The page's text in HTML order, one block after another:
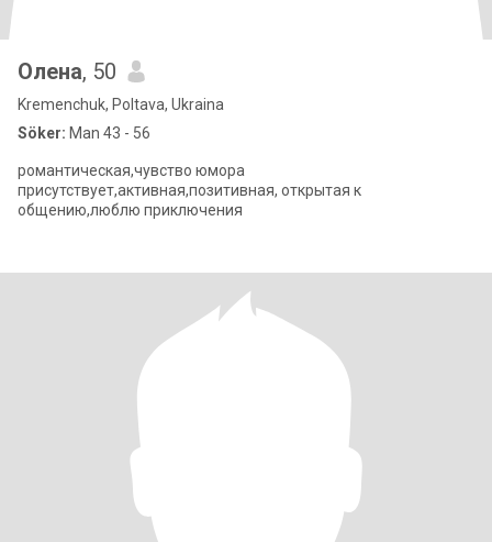
Олена, 50
Kremenchuk, Poltava, Ukraina
Söker: Man 43 - 56
романтическая,чувство юмора
присутствует,активная,позитивная, открытая к
общению,люблю приключения